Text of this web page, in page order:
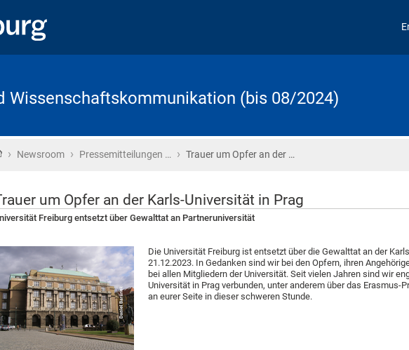
Wissenschaftskommunikation (bis 08/2024)
Startseite
› Newsroom › Pressemitteilungen … › Trauer um Opfer an der …
um Opfer an der Karls-Universität in Prag
Freiburg entsetzt über Gewalttat an Partneruniversität
Die Universität Freiburg ist entsetzt über die Gewalttat an der
21.12.2023. In Gedanken sind wir bei den Opfern, ihren
bei allen Mitgliedern der Universität. Seit vielen Jahren sind wir
Universität in Prag verbunden, unter anderem über das Erasmus-
an eurer Seite in dieser schweren Stunde.